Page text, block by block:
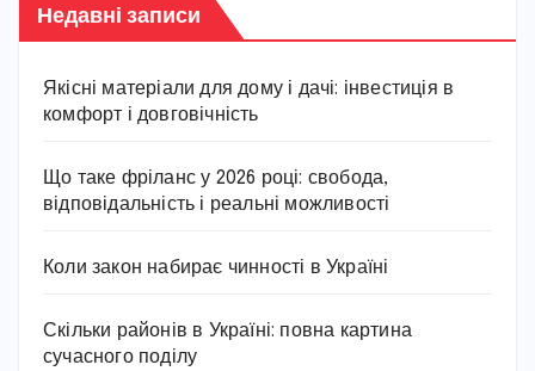
Недавні записи
Якісні матеріали для дому і дачі: інвестиція в
комфорт і довговічність
Що таке фріланс у 2026 році: свобода,
відповідальність і реальні можливості
Коли закон набирає чинності в Україні
Скільки районів в Україні: повна картина
сучасного поділу